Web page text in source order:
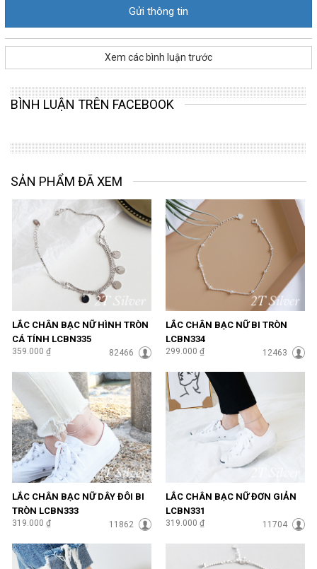
Xem các bình luận trước
BÌNH LUẬN TRÊN FACEBOOK
SẢN PHẨM ĐÃ XEM
LẮC CHÂN BẠC NỮ HÌNH TRÒN
CÁ TÍNH LCBN335
359.000 ₫ 82466
LẮC CHÂN BẠC NỮ BI TRÒN
LCBN334
299.000 ₫ 12463
LẮC CHÂN BẠC NỮ DÂY ĐÔI BI
TRÒN LCBN333
319.000 ₫ 11862
LẮC CHÂN BẠC NỮ ĐƠN GIẢN
LCBN331
319.000 ₫ 11704